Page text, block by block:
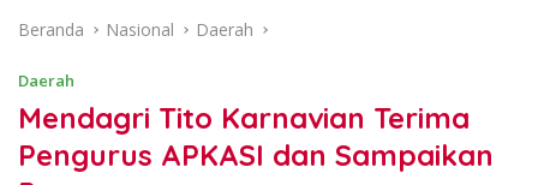
Beranda Nasional Daerah
Daerah
Mendagri Tito Karnavian Terima
Pengurus APKASI dan Sampaikan